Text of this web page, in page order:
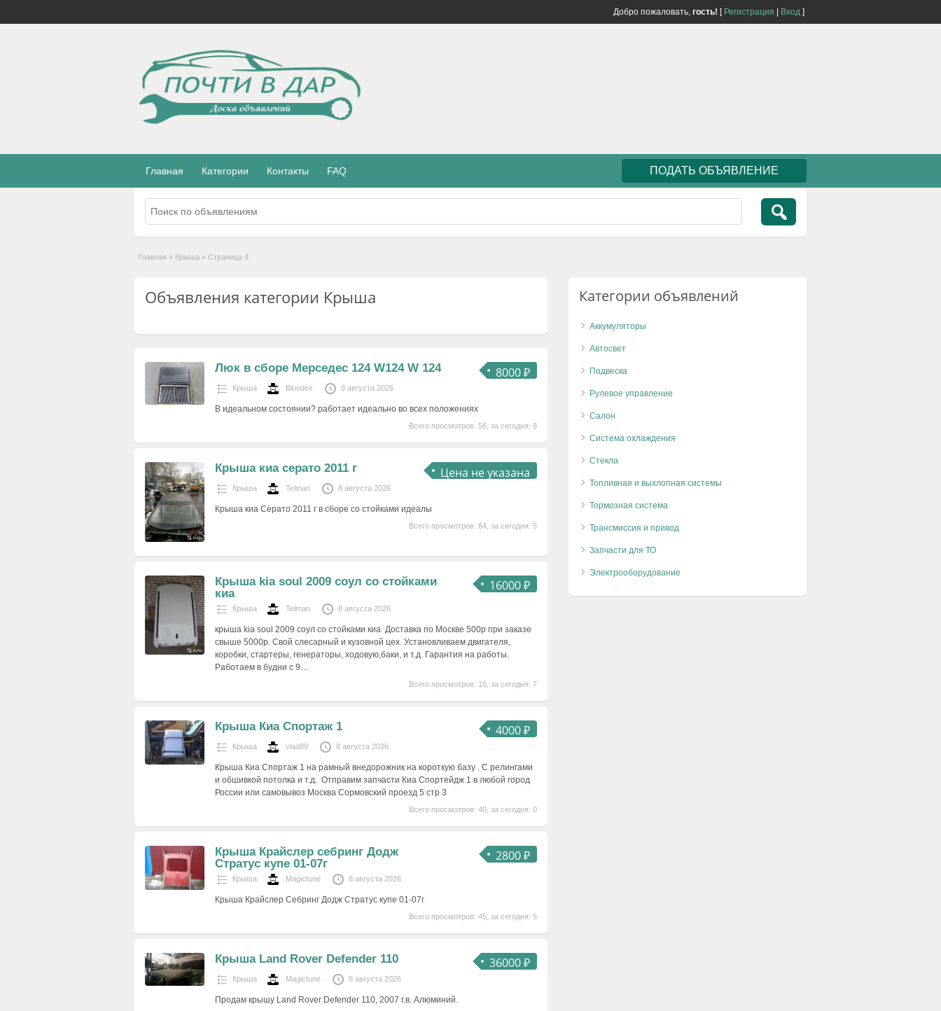
Добро пожаловать, гость! [ Регистрация Вход ]
Главная Категории Контакты FAQ ПОДАТЬ ОБЪЯВЛЕНИЕ
Главная » Крыша » Страница 4
Объявления категории Крыша
8000 ₽
Люк в сборе Мерседес 124 W124 W 124
Крыша Bloodex 8 августа 2026
В идеальном состоянии? работает идеально во всех положениях
Всего просмотров: 56, за сегодня: 8
Цена не указана
Крыша киа серато 2011 г
Крыша Telman 8 августа 2026
Крыша киа Серато 2011 г в сборе со стойками идеалы
Всего просмотров: 64, за сегодня: 5
16000 ₽
Крыша kia soul 2009 соул со стойками
киа
Крыша Telman 8 августа 2026
крыша kia soul 2009 соул со стойками киа Доставка по Москве 500р при заказе
свыше 5000р. Свой слесарный и кузовной цех. Установливаем двигателя,
коробки, стартеры, генераторы, ходовую,баки, и т.д. Гарантия на работы.
Работаем в будни с 9…
Всего просмотров: 16, за сегодня: 7
4000 ₽
Крыша Киа Спортаж 1
Крыша vlad89 8 августа 2026
Крыша Киа Спортаж 1 на рамный внедорожник на короткую базу . С релингами
и обшивкой потолка и т.д. Отправим запчасти Киа Спортейдж 1 в любой город
России или самовывоз Москва Сормовский проезд 5 стр 3
Всего просмотров: 40, за сегодня: 0
2800 ₽
Крыша Крайслер себринг Додж
Стратус купе 01-07г
Крыша Magictune 8 августа 2026
Крыша Крайслер Себринг Додж Стратус купе 01-07г
Всего просмотров: 45, за сегодня: 5
36000 ₽
Крыша Land Rover Defender 110
Крыша Magictune 8 августа 2026
Продам крышу Land Rover Defender 110, 2007 г.в. Алюминий.
Категории объявлений
Аккумуляторы
Автосвет
Подвеска
Рулевое управление
Салон
Система охлаждения
Стекла
Топливная и выхлопная системы
Тормозная система
Трансмиссия и привод
Запчасти для ТО
Электрооборудование